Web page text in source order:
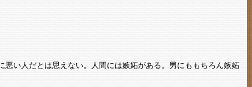
い人だとは思えない。人間には嫉妬がある。男にももちろん嫉妬